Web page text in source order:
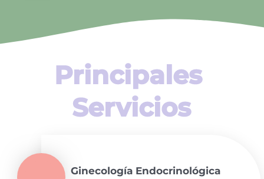
Principales
Servicios
Ginecología Endocrinológica